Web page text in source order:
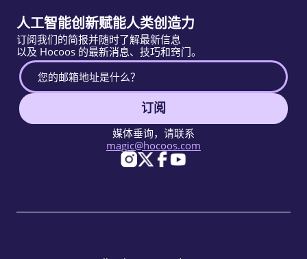
人工智能创新赋能人类创造力
订阅我们的简报并随时了解最新信息
以及 Hocoos 的最新消息、技巧和窍门。
订阅
媒体垂询，请联系
magic@hocoos.com